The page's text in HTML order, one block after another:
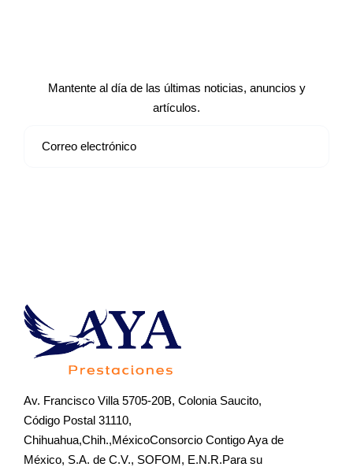
Mantente al día de las últimas noticias, anuncios y
artículos.
Av. Francisco Villa 5705-20B, Colonia Saucito,
Código Postal 31110,
Chihuahua,Chih.,MéxicoConsorcio Contigo Aya de
México, S.A. de C.V., SOFOM, E.N.R.Para su